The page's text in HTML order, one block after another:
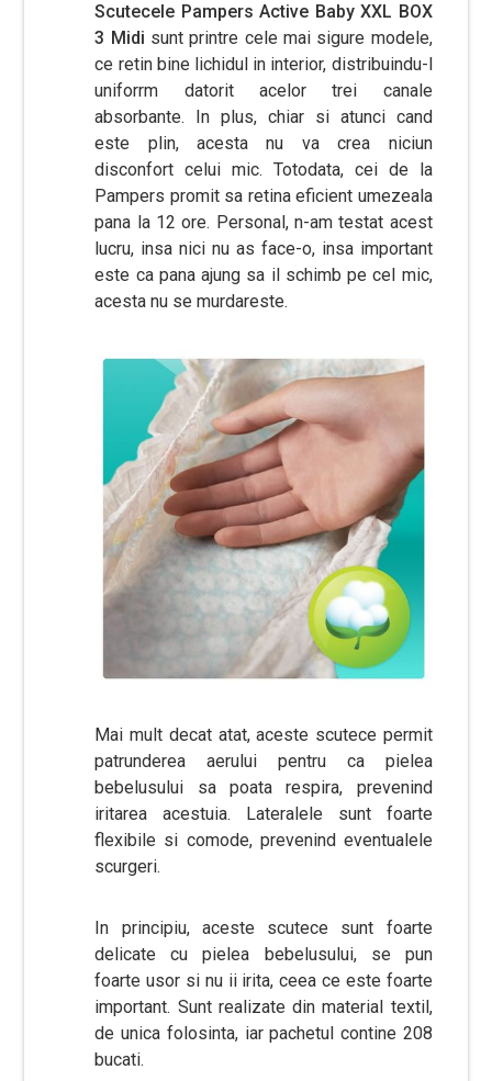
Scutecele Pampers Active Baby XXL BOX
3 Midi sunt printre cele mai sigure modele,
ce retin bine lichidul in interior, distribuindu-l
uniforrm datorit acelor trei canale
absorbante. In plus, chiar si atunci cand
este plin, acesta nu va crea niciun
disconfort celui mic. Totodata, cei de la
Pampers promit sa retina eficient umezeala
pana la 12 ore. Personal, n-am testat acest
lucru, insa nici nu as face-o, insa important
este ca pana ajung sa il schimb pe cel mic,
acesta nu se murdareste.
Mai mult decat atat, aceste scutece permit
patrunderea aerului pentru ca pielea
bebelusului sa poata respira, prevenind
iritarea acestuia. Lateralele sunt foarte
flexibile si comode, prevenind eventualele
scurgeri.
In principiu, aceste scutece sunt foarte
delicate cu pielea bebelusului, se pun
foarte usor si nu ii irita, ceea ce este foarte
important. Sunt realizate din material textil,
de unica folosinta, iar pachetul contine 208
bucati.